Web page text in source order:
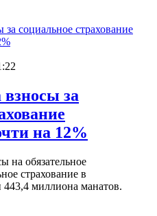
за
на 12%
на обязательное
страхование в
443,4 миллиона манатов.